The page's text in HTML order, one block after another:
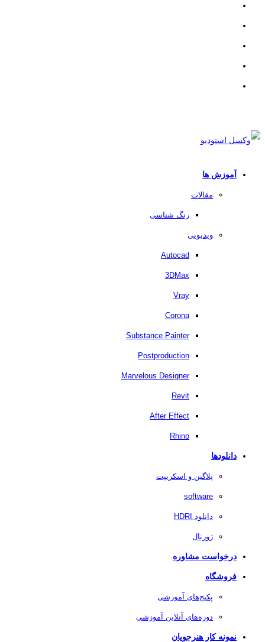
آموزش ها
مقالات
رنگ شناسی
ویدیویی
Autocad
3DMax
Vray
Corona
Substance Painter
Postproduction
Marvelous Designer
Revit
After Effect
Rhino
دانلودها
پلاگین و اسکریپت
software
دانلود HDRI
ژورنال
درخواست مشاوره
فروشگاه
پکیج‌های آموزشی
دوره‌های آنلاین آموزشی
نمونه کار هنرجویان